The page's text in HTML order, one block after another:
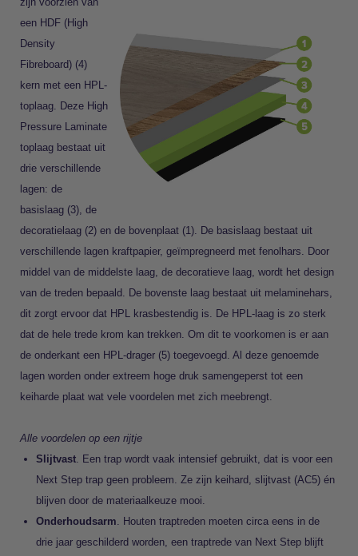
een HDF (High
Density
Fibreboard) (4)
kern met een HPL-
toplaag. Deze High
Pressure Laminate
toplaag bestaat uit
drie verschillende
lagen: de
basislaag (3), de
decoratielaag (2) en de bovenplaat (1). De basislaag bestaat uit
verschillende lagen kraftpapier, geïmpregneerd met fenolhars. Door
middel van de middelste laag, de decoratieve laag, wordt het design
van de treden bepaald. De bovenste laag bestaat uit melaminehars,
dit zorgt ervoor dat HPL krasbestendig is. De HPL-laag is zo sterk
dat de hele trede krom kan trekken. Om dit te voorkomen is er aan
de onderkant een HPL-drager (5) toegevoegd. Al deze genoemde
lagen worden onder extreem hoge druk samengeperst tot een
keiharde plaat wat vele voordelen met zich meebrengt.
Alle voordelen op een rijtje
Slijtvast. Een trap wordt vaak intensief gebruikt, dat is voor een
Next Step trap geen probleem. Ze zijn keihard, slijtvast (AC5) én
blijven door de materiaalkeuze mooi.
Onderhoudsarm. Houten traptreden moeten circa eens in de
drie jaar geschilderd worden, een traptrede van Next Step blijft